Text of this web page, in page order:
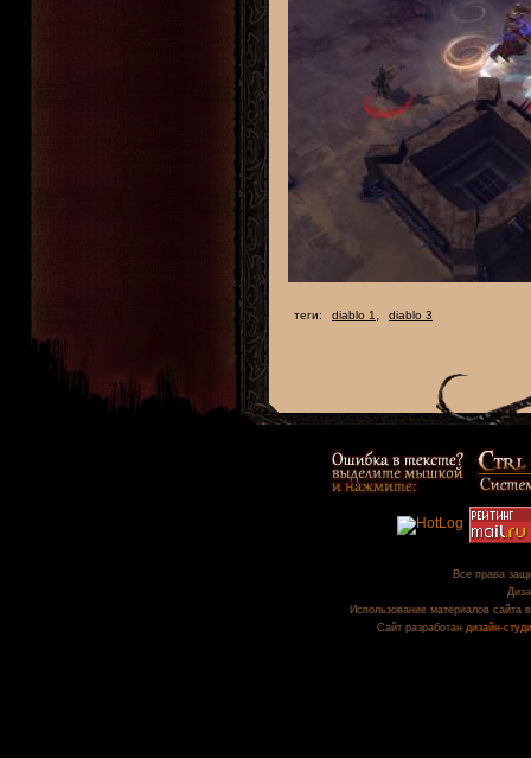
теги: diablo 1 , diablo 3
Все права
Использование материалов сайта
Сайт разработан дизайн-